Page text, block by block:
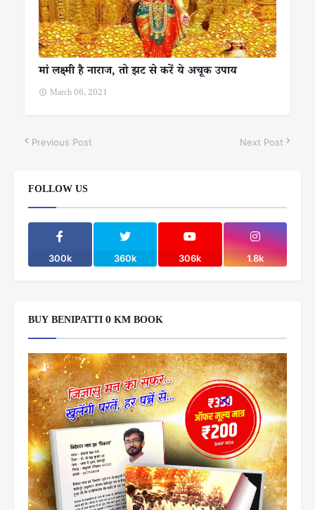
मां लक्ष्मी है नाराज, तो झट से करें ये अचूक उपाय
March 06, 2021
Previous Post Next Post
FOLLOW US
300k 360k 306k 1.8k
BUY BENIPATTI 0 KM BOOK